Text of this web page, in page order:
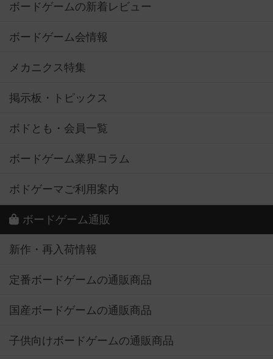
ボードゲームの新着レビュー
ボードゲーム会情報
メカニクス特集
掲示板・トピックス
ボドとも・会員一覧
ボードゲーム業界コラム
ボドゲーマご利用案内
ボードゲーム通販
新作・再入荷情報
定番ボードゲームの通販商品
国産ボードゲームの通販商品
子供向けボードゲームの通販商品